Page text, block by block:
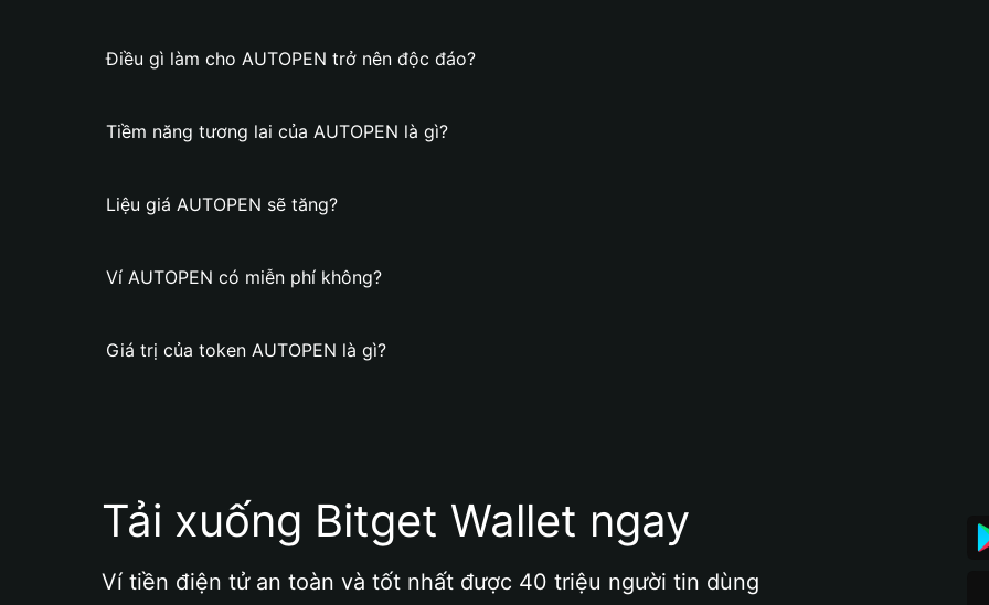
Điều gì làm cho AUTOPEN trở nên độc đáo?
Tiềm năng tương lai của AUTOPEN là gì?
Liệu giá AUTOPEN sẽ tăng?
Ví AUTOPEN có miễn phí không?
Giá trị của token AUTOPEN là gì?
Tải xuống Bitget Wallet ngay
Ví tiền điện tử an toàn và tốt nhất được 40 triệu người tin dùng